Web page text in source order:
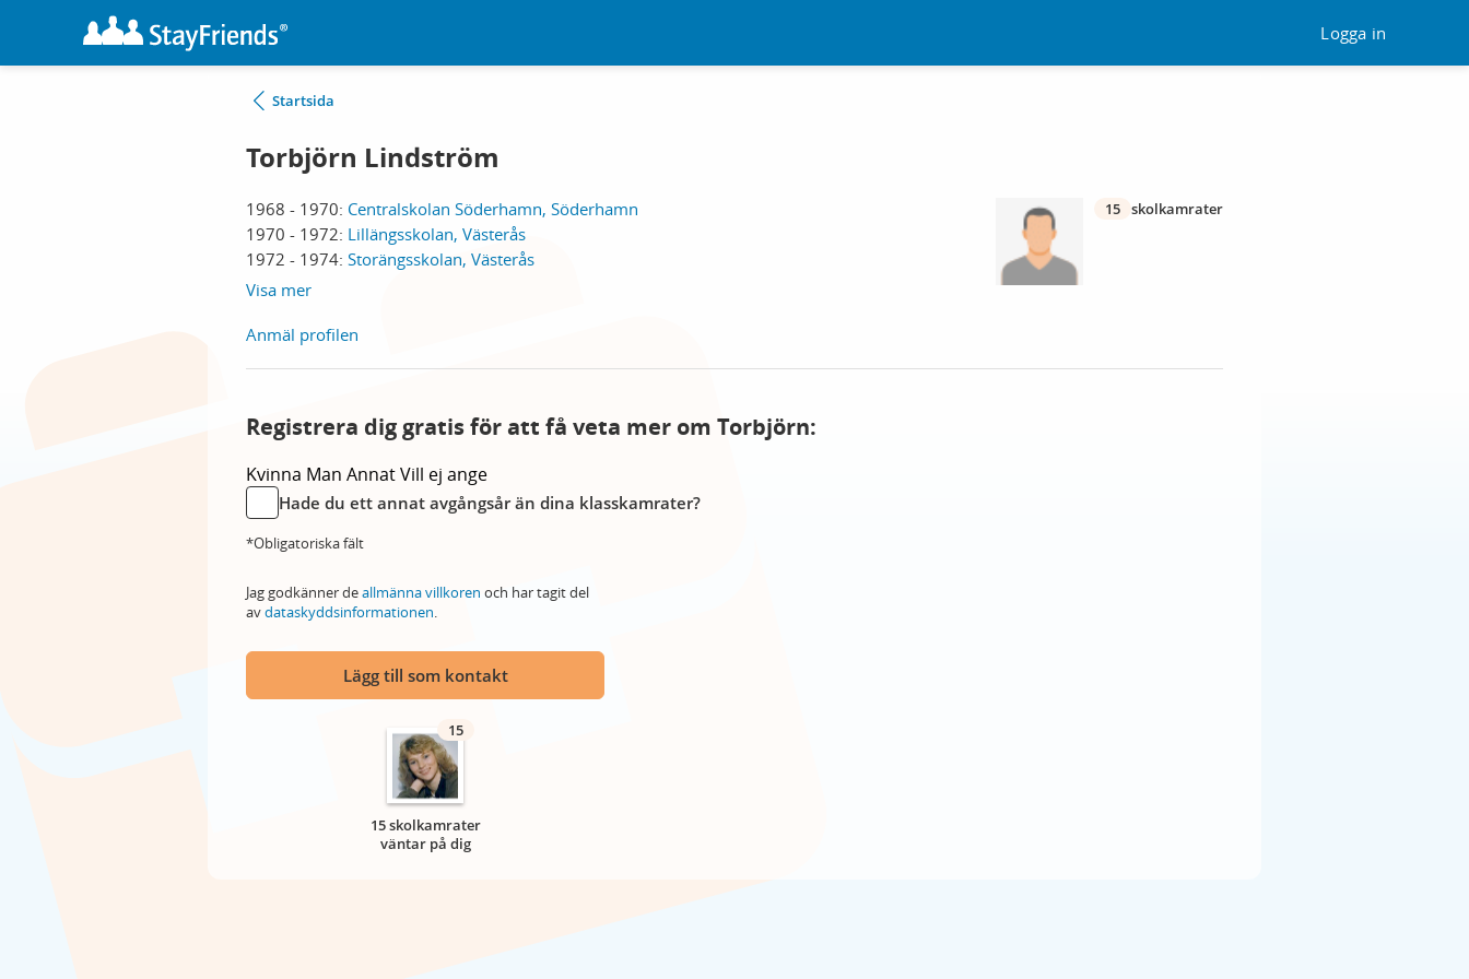
Logga in
Startsida
Torbjörn Lindström
1968 - 1970: Centralskolan Söderhamn, Söderhamn
1970 - 1972: Lillängsskolan, Västerås
1972 - 1974: Storängsskolan, Västerås
Visa mer
15 skolkamrater
Anmäl profilen
Registrera dig gratis för att få veta mer om Torbjörn:
Kvinna Man AnnatVill ej ange
Hade du ett annat avgångsår än dina klasskamrater?
*Obligatoriska fält
Jag godkänner deallmänna villkoren och har tagit del
avdataskyddsinformationen.
Lägg till som kontakt
15
15 skolkamrater
väntar på dig